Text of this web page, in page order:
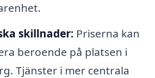
skillnader: Priserna kan
beroende på platsen i
Tjänster i mer centrala